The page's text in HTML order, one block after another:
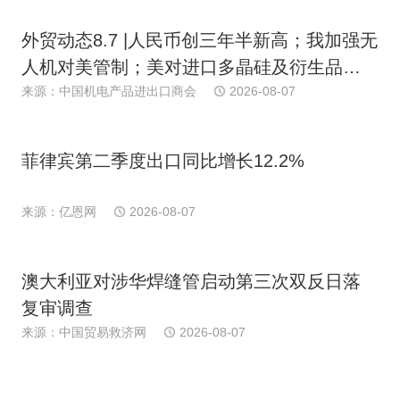
外贸动态8.7 |人民币创三年半新高；我加强无
人机对美管制；美对进口多晶硅及衍生品加
关税；多国港口罢工；日消费连续下滑；欧
来源：中国机电产品进出口商会 2026-08-07
菲律宾第二季度出口同比增长12.2%
来源：亿恩网 2026-08-07
澳大利亚对涉华焊缝管启动第三次双反日落
复审调查
来源：中国贸易救济网 2026-08-07